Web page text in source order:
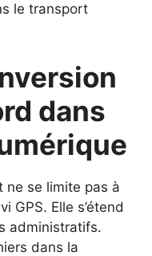
le transport
dans
ne se limite pas à
GPS. Elle s’étend
administratifs.
dans la